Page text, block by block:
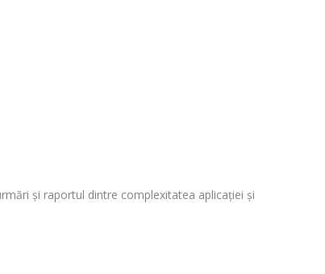
şi raportul dintre complexitatea aplicaţiei şi